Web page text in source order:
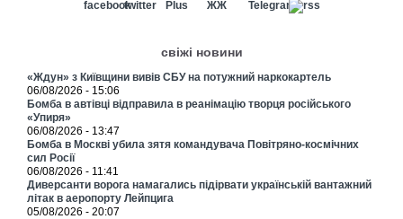
свіжі новини
«Ждун» з Київщини вивів СБУ на потужний наркокартель
06/08/2026 - 15:06
Бомба в автівці відправила в реанімацію творця російського
«Упиря»
06/08/2026 - 13:47
Бомба в Москві убила зятя командувача Повітряно-космічних
сил Росії
06/08/2026 - 11:41
Диверсанти ворога намагались підірвати українській вантажний
літак в аеропорту Лейпцига
05/08/2026 - 20:07